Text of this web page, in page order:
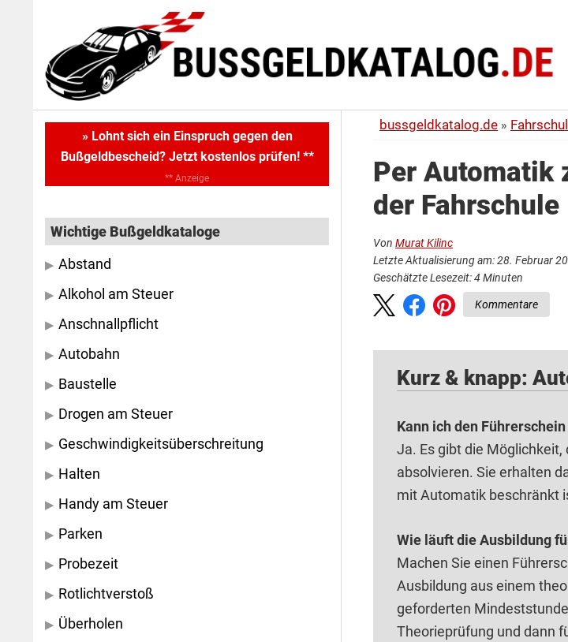
content
sidebar
bussgeldkatalog.de
Per Automatik
der Fahrschule
Von Murat Kilinc
Letzte Aktualisierung am: 28. Februar
Geschätzte Lesezeit:4 Minuten
Kommentare
Kurz & knapp:
Kann ich den
Ja. Es gibt die
absolvieren. Sie erhalten
mit Automatik beschränkt
Wie läuft die Ausbildung
Machen Sie einen
Ausbildung aus einem
geforderten
Theorieprüfung und dann
Primary
Sidebar
» Lohnt sich ein Einspruch gegen den
Bußgeldbescheid? Jetzt kostenlos prüfen! **
** Anzeige
Wichtige Bußgeldkataloge
Abstand
Alkohol am Steuer
Anschnallpflicht
Autobahn
Baustelle
Drogen am Steuer
Geschwindigkeitsüberschreitung
Halten
Handy am Steuer
Parken
Probezeit
Rotlichtverstoß
Überholen